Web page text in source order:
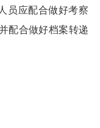
应配合做好考察
配合做好档案转递